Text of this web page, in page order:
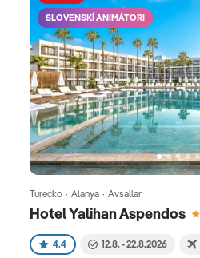
SLOVENSKÍ ANIMÁTORI
Hotel Yalihan Aspendos
Turecko · Alanya · Avsallar
4.4 12.8. - 22.8.2026